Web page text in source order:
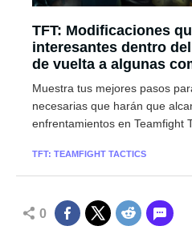
TFT: Modificaciones
interesantes dentro
de vuelta a algunas
Muestra tus mejores pasos
necesarias que harán que
enfrentamientos en Teamfight
TFT: TEAMFIGHT TACTICS
0